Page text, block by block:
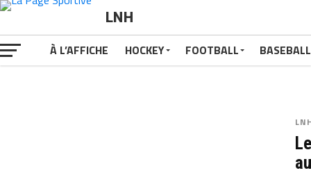
LNH
À L’AFFICHE
HOCKEY FOOTBALL BASEBALL